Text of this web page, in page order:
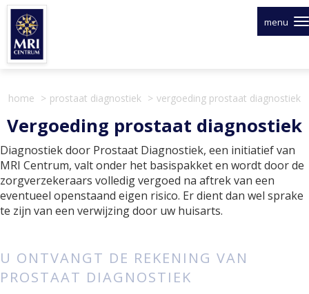
Overslaan
naar
inhoud
menu
home prostaat diagnostiek vergoeding prostaat diagnostiek
Vergoeding prostaat diagnostiek
Diagnostiek door Prostaat Diagnostiek, een initiatief van
MRI Centrum, valt onder het basispakket en wordt door de
zorgverzekeraars volledig vergoed na aftrek van een
eventueel openstaand eigen risico. Er dient dan wel sprake
te zijn van een verwijzing door uw huisarts.
U ONTVANGT DE REKENING VAN
PROSTAAT DIAGNOSTIEK